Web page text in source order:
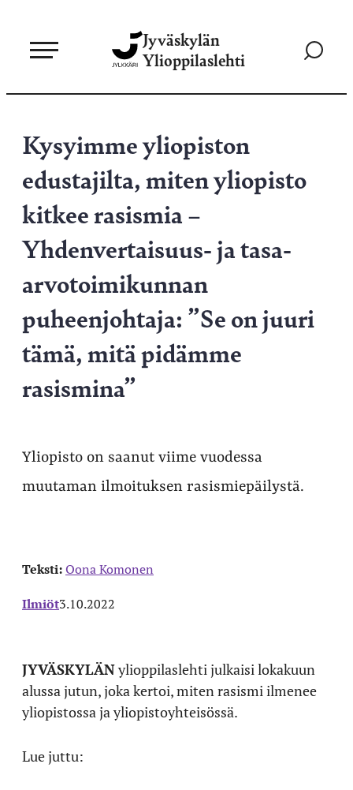
sisältöön
Jyväskylän
Ylioppilaslehti
Siirry
Kysyimme yliopiston
edustajilta, miten yliopisto
kitkee rasismia –
Yhdenvertaisuus- ja tasa-
arvotoimikunnan
puheenjohtaja: ”Se on juuri
tämä, mitä pidämme
rasismina”
Yliopisto on saanut viime vuodessa
muutaman ilmoituksen rasismiepäilystä.
Teksti:Oona Komonen
Ilmiöt3.10.2022
JYVÄSKYLÄNylioppilaslehti julkaisi lokakuun
alussa jutun, joka kertoi, miten rasismi ilmenee
yliopistossa ja yliopistoyhteisössä.
Lue juttu: